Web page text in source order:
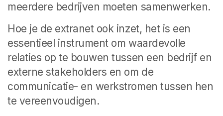
meerdere bedrijven moeten samenwerken.
Hoe je de extranet ook inzet, het is een
essentieel instrument om waardevolle
relaties op te bouwen tussen een bedrijf en
externe stakeholders en om de
communicatie- en werkstromen tussen hen
te vereenvoudigen.